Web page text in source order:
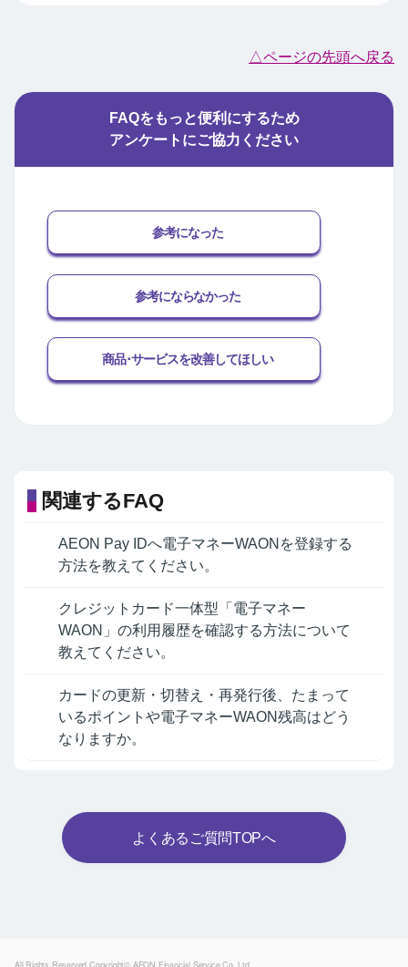
△ページの先頭へ戻る
FAQをもっと便利にするため
アンケートにご協力ください
参考になった
参考にならなかった
商品･サービスを改善してほしい
関連するFAQ
AEON Pay IDへ電子マネーWAONを登録する
方法を教えてください。
クレジットカード一体型「電子マネー
WAON」の利用履歴を確認する方法について
教えてください。
カードの更新・切替え・再発行後、たまって
いるポイントや電子マネーWAON残高はどう
なりますか。
よくあるご質問TOPへ
Powered by